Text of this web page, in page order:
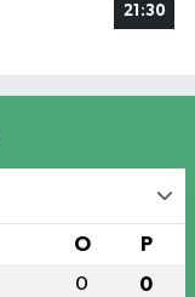
21:30
O P
0 0